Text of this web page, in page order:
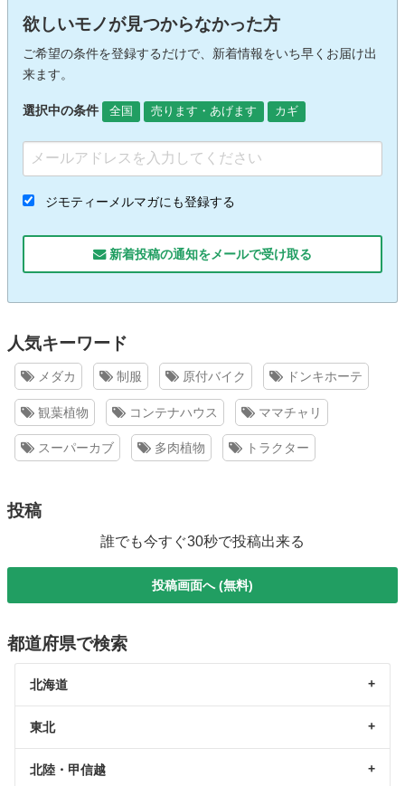
欲しいモノが見つからなかった方
ご希望の条件を登録するだけで、新着情報をいち早くお届け出
来ます。
選択中の条件 全国 売ります・あげます カギ
ジモティーメルマガにも登録する
新着投稿の通知をメールで受け取る
人気キーワード
メダカ 制服 原付バイク ドンキホーテ
観葉植物 コンテナハウス ママチャリ
スーパーカブ 多肉植物 トラクター
投稿
誰でも今すぐ30秒で投稿出来る
投稿画面へ (無料)
都道府県で検索
北海道
東北
北陸・甲信越